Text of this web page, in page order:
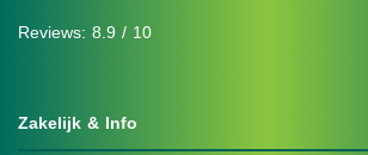
Reviews: 8.9 / 10
Zakelijk & Info